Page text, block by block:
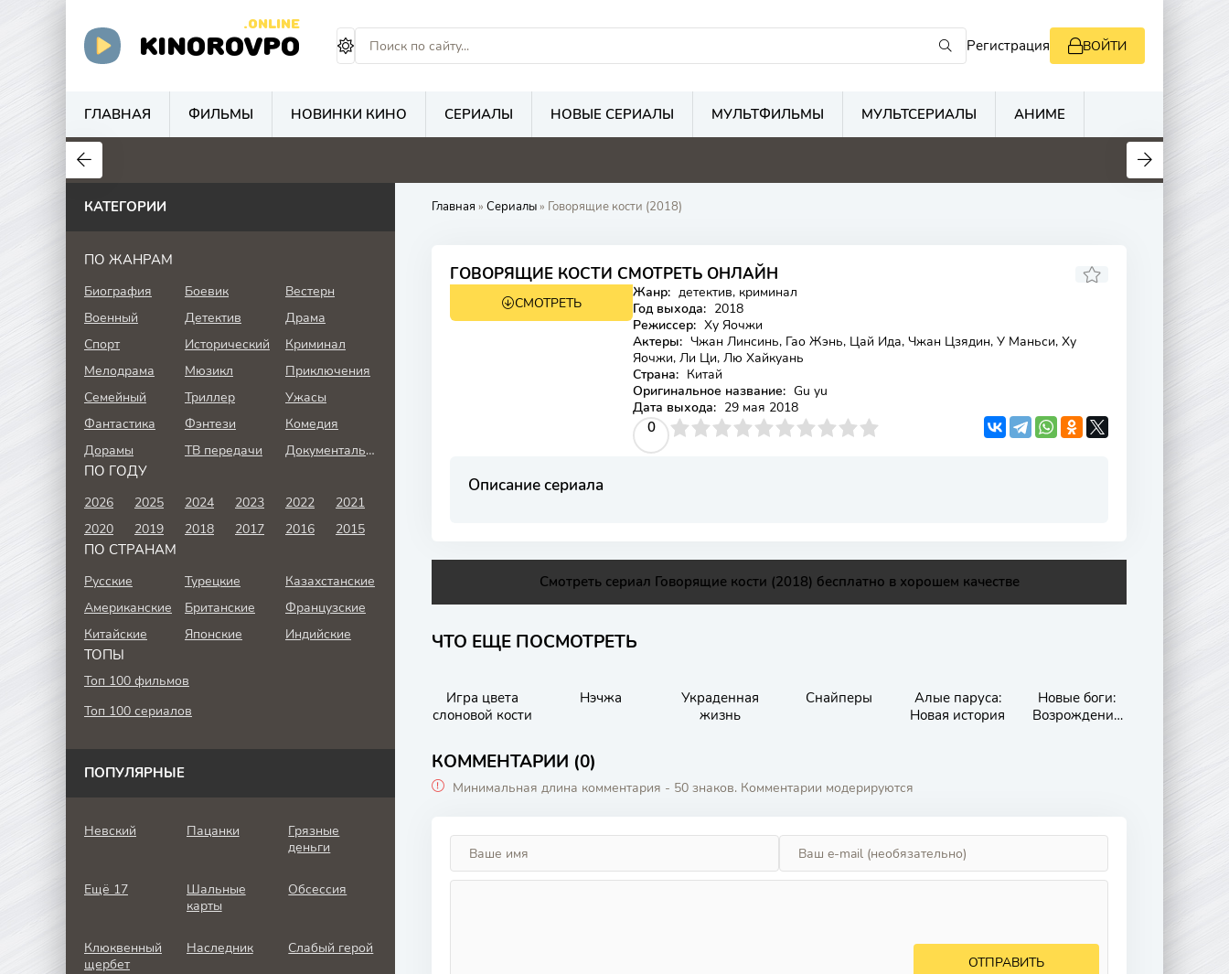
KINOROVPO
.ONLINE
Регистрация ВОЙТИ
ГЛАВНАЯ ФИЛЬМЫ НОВИНКИ КИНО СЕРИАЛЫ НОВЫЕ СЕРИАЛЫ МУЛЬТФИЛЬМЫ МУЛЬТСЕРИАЛЫ АНИМЕ
Главная » Сериалы» Говорящие кости (2018)
ГОВОРЯЩИЕ КОСТИ СМОТРЕТЬ ОНЛАЙН
СМОТРЕТЬ
Жанр: детектив, криминал
Год выхода: 2018
Режиссер: Ху Яочжи
Актеры: Чжан Линсинь, Гао Жэнь, Цай Ида, Чжан Цзядин, У Маньси, Ху
Яочжи, Ли Ци, Лю Хайкуань
Страна: Китай
Оригинальное название: Gu yu
Дата выхода: 29 мая 2018
0
4 5 6 7 8 9 10
Описание сериала
Смотреть сериал Говорящие кости (2018) бесплатно в хорошем качестве
ЧТО ЕЩЕ ПОСМОТРЕТЬ
Игра цвета
слоновой кости
Нэчжа
Украденная
жизнь
Снайперы
Алые паруса:
Новая история
Новые боги:
Возрождение
КОММЕНТАРИИ (0)
Минимальная длина комментария - 50 знаков. Комментарии модерируются
ОТПРАВИТЬ
КАТЕГОРИИ
ПО ЖАНРАМ
Биография Боевик
Вестерн
Военный
Детектив
Драма
Спорт
Исторический
Криминал
Мелодрама
Мюзикл
Приключения
Семейный
Триллер
Ужасы
Фантастика
Фэнтези
Комедия
Дорамы
ТВ передачи Документальный
ПО ГОДУ
2026 2025 2024 2023 2022
2021
2020
2019 2018 2017 2016 2015
ПО СТРАНАМ
Русские Турецкие
Казахстанские
Американские
Британские
Французские
Китайские
Японские Индийские
ТОПЫ
Топ 100 фильмов
Топ 100 сериалов
ПОПУЛЯРНЫЕ
Невский Пацанки
Грязные
деньги
Ещё 17
Шальные
карты
Обсессия
Клюквенный
щербет
Наследник Слабый герой